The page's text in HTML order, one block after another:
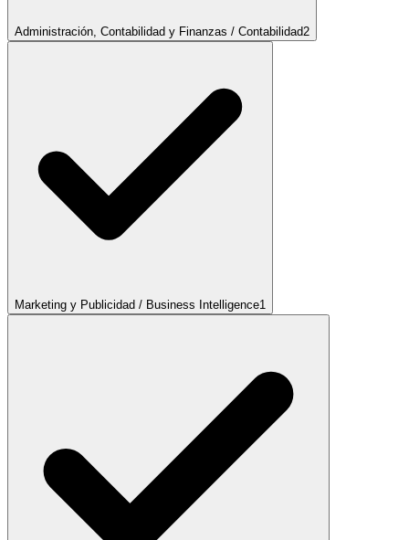
Administración, Contabilidad y Finanzas / Contabilidad2
Marketing y Publicidad / Business Intelligence1